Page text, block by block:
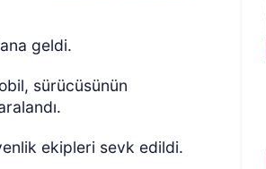
geldi.
sürücüsünün
ekipleri sevk edildi.